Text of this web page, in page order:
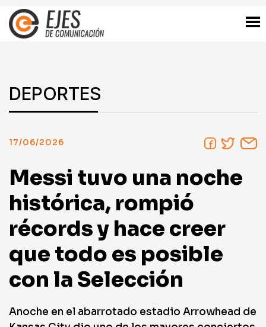
DEPORTES
17/06/2026
Messi tuvo una noche
histórica, rompió
récords y hace creer
que todo es posible
con la Selección
Anoche en el abarrotado estadio Arrowhead de